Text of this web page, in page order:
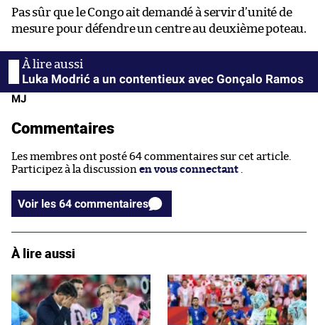
Pas sûr que le Congo ait demandé à servir d’unité de
mesure pour défendre un centre au deuxième poteau.
Luka Modrić a un contentieux avec Gonçalo Ramos
MJ
Commentaires
Les membres ont posté 64 commentaires sur cet article.
Participez à la discussion en vous connectant
Voir les 64 commentaires
À lire aussi